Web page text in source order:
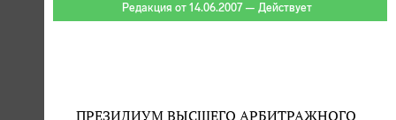
Редакция от 14.06.2007 — Действует
ПРЕЗИДИУМ ВЫСШЕГО АРБИТРАЖНОГО